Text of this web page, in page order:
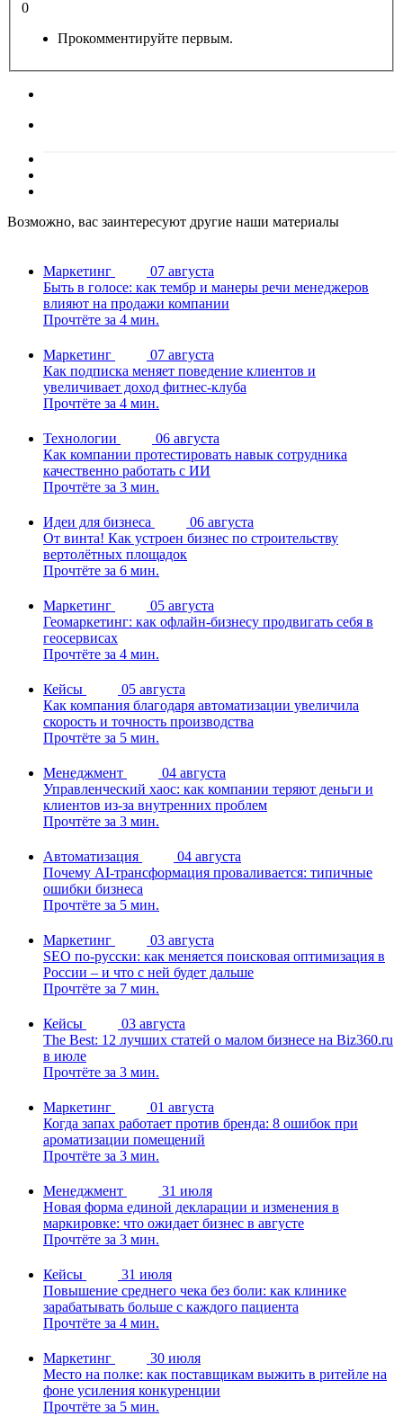
0
Прокомментируйте первым.
Возможно, вас заинтересуют другие наши материалы
Маркетинг
07 августа
Быть в голосе: как тембр и манеры речи менеджеров
влияют на продажи компании
Прочтёте за 4 мин.
Маркетинг
07 августа
Как подписка меняет поведение клиентов и
увеличивает доход фитнес-клуба
Прочтёте за 4 мин.
Технологии
06 августа
Как компании протестировать навык сотрудника
качественно работать с ИИ
Прочтёте за 3 мин.
Идеи для бизнеса
06 августа
От винта! Как устроен бизнес по строительству
вертолётных площадок
Прочтёте за 6 мин.
Маркетинг
05 августа
Геомаркетинг: как офлайн-бизнесу продвигать себя в
геосервисах
Прочтёте за 4 мин.
Кейсы
05 августа
Как компания благодаря автоматизации увеличила
скорость и точность производства
Прочтёте за 5 мин.
Менеджмент
04 августа
Управленческий хаос: как компании теряют деньги и
клиентов из-за внутренних проблем
Прочтёте за 3 мин.
Автоматизация
04 августа
Почему AI-трансформация проваливается: типичные
ошибки бизнеса
Прочтёте за 5 мин.
Маркетинг
03 августа
SEO по-русски: как меняется поисковая оптимизация в
России – и что с ней будет дальше
Прочтёте за 7 мин.
Кейсы
03 августа
The Best: 12 лучших статей о малом бизнесе на Biz360.ru
в июле
Прочтёте за 3 мин.
Маркетинг
01 августа
Когда запах работает против бренда: 8 ошибок при
ароматизации помещений
Прочтёте за 3 мин.
Менеджмент
31 июля
Новая форма единой декларации и изменения в
маркировке: что ожидает бизнес в августе
Прочтёте за 3 мин.
Кейсы
31 июля
Повышение среднего чека без боли: как клинике
зарабатывать больше с каждого пациента
Прочтёте за 4 мин.
Маркетинг
30 июля
Место на полке: как поставщикам выжить в ритейле на
фоне усиления конкуренции
Прочтёте за 5 мин.